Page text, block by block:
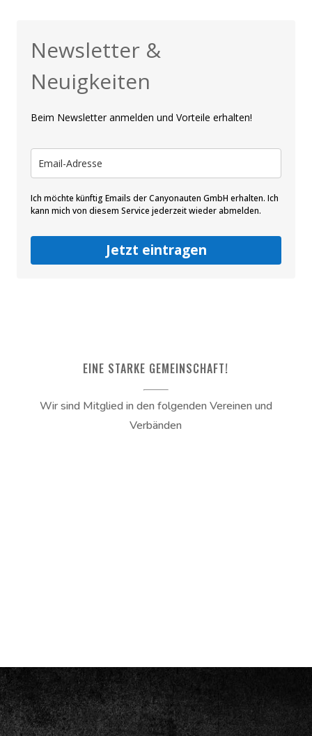
Newsletter &
Neuigkeiten
Beim Newsletter anmelden und Vorteile erhalten!
Ich möchte künftig Emails der Canyonauten GmbH erhalten. Ich
kann mich von diesem Service jederzeit wieder abmelden.
Jetzt eintragen
EINE STARKE GEMEINSCHAFT!
Wir sind Mitglied in den folgenden Vereinen und
Verbänden